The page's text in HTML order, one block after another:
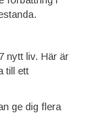
nytt liv. Här är
till ett
ge dig flera